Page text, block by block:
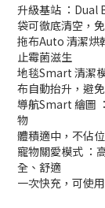
升級基站 ：Dual
袋可徹底清空，
拖布Auto 清潔烘
止霉菌滋生
地毯Smart 清潔
布自動抬升，避
導航Smart 繪圖
物
體積適中，不佔位
寵物關愛模式 ：
全、舒適
一次快充，可使